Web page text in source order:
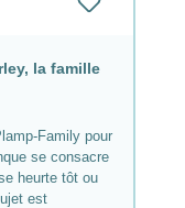
la famille
Family pour
se consacre
heurte tôt ou
est